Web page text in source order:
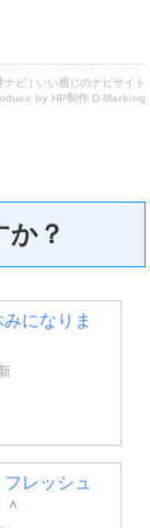
ビ | いい感じのナビサイト
by HP制作 D-Marking
？
になりま
レッシュ